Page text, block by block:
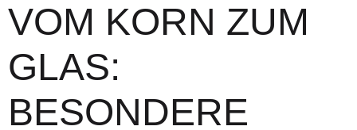
VOM KORN ZUM
GLAS:
BESONDERE